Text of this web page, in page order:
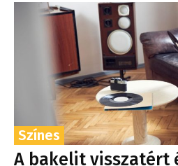
Színes
A bakelit visszatért